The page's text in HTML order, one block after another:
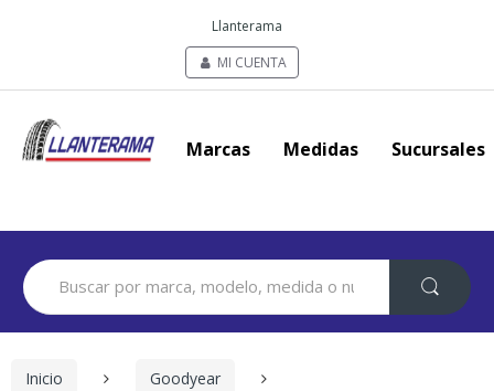
Llanterama
MI CUENTA
Marcas Medidas Sucursales
Search
for:
Inicio
Goodyear